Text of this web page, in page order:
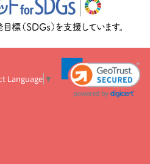
いコラム一覧
誕生日のお花を「色
いの予算相場
出産祝いお役立ち情
ペットのお祝いワンポイントアド
）のマナー
お見舞いのマナーとル
お祝い花のマナー総まとめ
解は？
開店祝いの花 選び方ガイ
花キューピットのお供え・
Language ▼